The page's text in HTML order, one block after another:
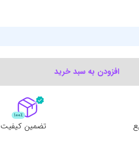
تغذیه (پاور)
افزودن به سبد خرید
تضمین کیفیت